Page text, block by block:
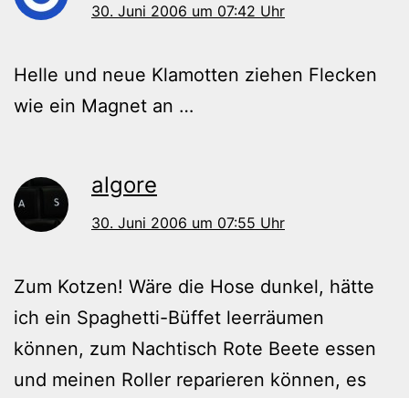
30. Juni 2006 um 07:42 Uhr
Helle und neue Klamotten ziehen Flecken
wie ein Magnet an …
algore
30. Juni 2006 um 07:55 Uhr
Zum Kotzen! Wäre die Hose dunkel, hätte
ich ein Spaghetti-Büffet leerräumen
können, zum Nachtisch Rote Beete essen
und meinen Roller reparieren können, es